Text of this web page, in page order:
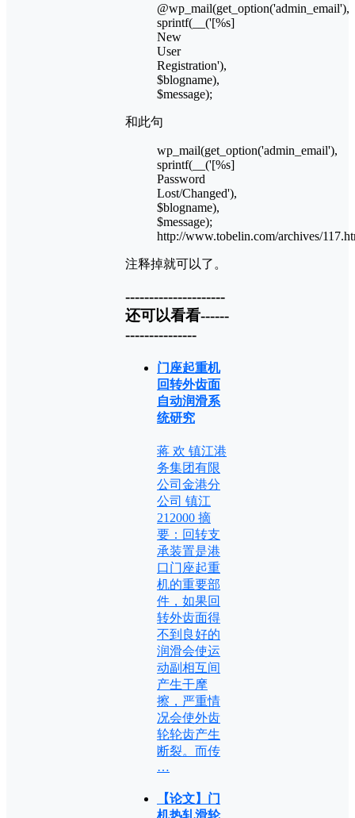
@wp_mail(get_option('admin_email'),
sprintf(__('[%s]
New
User
Registration'),
$blogname),
$message);
和此句
wp_mail(get_option('admin_email'),
sprintf(__('[%s]
Password
Lost/Changed'),
$blogname),
$message);
http://www.tobelin.com/archives/
注释掉就可以了。
---------------------
还可以看看------
---------------
门座起重机
回转外齿面
自动润滑系
统研究
蒋 欢 镇江港
务集团有限
公司金港分
公司 镇江
212000 摘
要：回转支
承装置是港
口门座起重
机的重要部
件，如果回
转外齿面得
不到良好的
润滑会使运
动副相互间
产生干摩
擦，严重情
况会使外齿
轮轮齿产生
断裂。而传
…
【论文】门